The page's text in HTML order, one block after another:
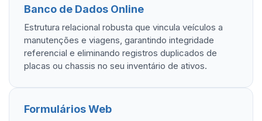
Banco de Dados Online
Estrutura relacional robusta que vincula veículos a
manutenções e viagens, garantindo integridade
referencial e eliminando registros duplicados de
placas ou chassis no seu inventário de ativos.
Formulários Web